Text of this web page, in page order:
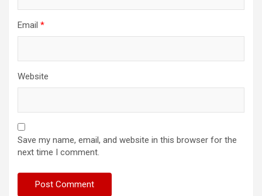
Email *
Website
Save my name, email, and website in this browser for the
next time I comment.